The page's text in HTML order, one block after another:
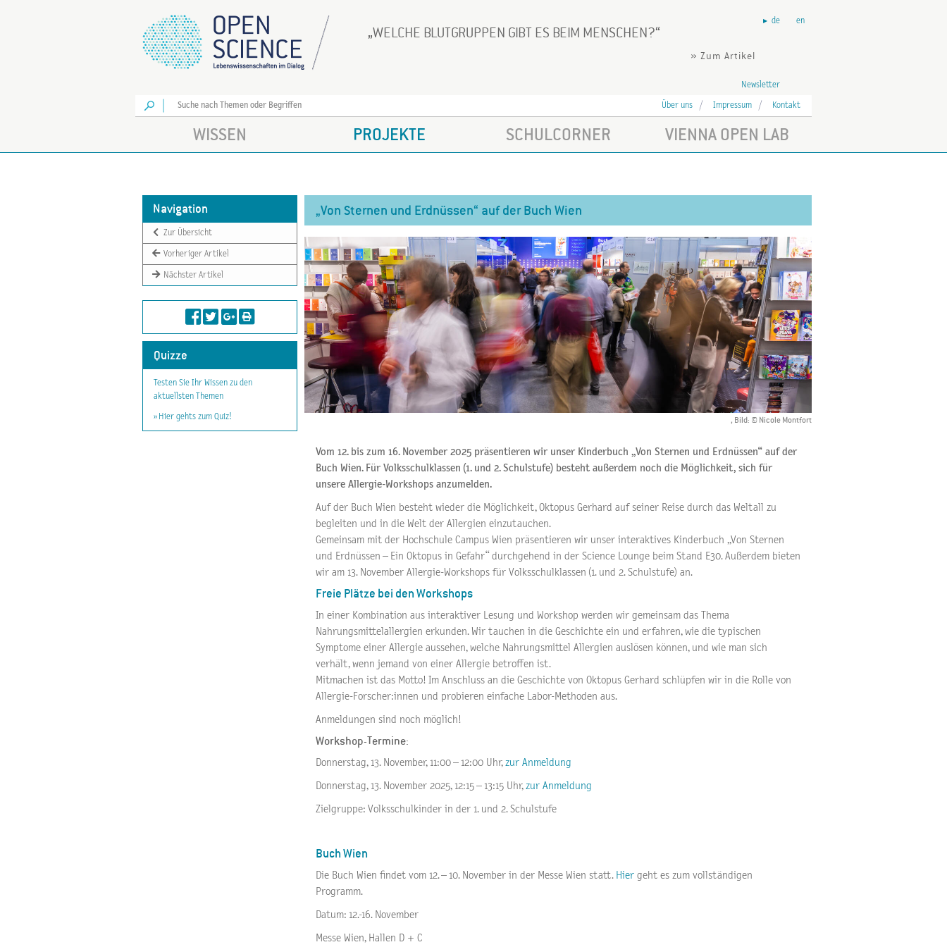
WELCHE BLUTGRUPPEN GIBT ES BEIM MENSCHEN?
» Zum Artikel
de en
Newsletter
Los
Über uns Impressum Kontakt
WISSEN PROJEKTE SCHULCORNER VIENNA OPEN LAB
Navigation
Zur Übersicht
Vorheriger Artikel
Nächster Artikel
Quizze
Testen Sie Ihr Wissen zu den
aktuellsten Themen
» Hier gehts zum Quiz!
„Von Sternen und Erdnüssen“ auf der Buch Wien
, Bild: © Nicole Montfort
Vom 12. bis zum 16. November 2025 präsentieren wir unser Kinderbuch „Von Sternen und Erdnüssen“ auf der
Buch Wien. Für Volksschulklassen (1. und 2. Schulstufe) besteht außerdem noch die Möglichkeit, sich für
unsere Allergie-Workshops anzumelden.
Auf der Buch Wien besteht wieder die Möglichkeit, Oktopus Gerhard auf seiner Reise durch das Weltall zu
begleiten und in die Welt der Allergien einzutauchen.
Gemeinsam mit der Hochschule Campus Wien präsentieren wir unser interaktives Kinderbuch „Von Sternen
und Erdnüssen – Ein Oktopus in Gefahr“ durchgehend in der Science Lounge beim Stand E30. Außerdem bieten
wir am 13. November Allergie-Workshops für Volksschulklassen (1. und 2. Schulstufe) an.
Freie Plätze bei den Workshops
In einer Kombination aus interaktiver Lesung und Workshop werden wir gemeinsam das Thema
Nahrungsmittelallergien erkunden. Wir tauchen in die Geschichte ein und erfahren, wie die typischen
Symptome einer Allergie aussehen, welche Nahrungsmittel Allergien auslösen können, und wie man sich
verhält, wenn jemand von einer Allergie betroffen ist.
Mitmachen ist das Motto! Im Anschluss an die Geschichte von Oktopus Gerhard schlüpfen wir in die Rolle von
Allergie-Forscher:innen und probieren einfache Labor-Methoden aus.
Anmeldungen sind noch möglich!
Workshop-Termine:
Donnerstag, 13. November, 11:00 – 12:00 Uhr, zur Anmeldung
Donnerstag, 13. November 2025, 12:15 – 13:15 Uhr, zur Anmeldung
Zielgruppe: Volksschulkinder in der 1. und 2. Schulstufe
Buch Wien
Die Buch Wien findet vom 12. – 10. November in der Messe Wien statt. Hier geht es zum vollständigen
Programm.
Datum: 12.-16. November
Messe Wien, Hallen D + C